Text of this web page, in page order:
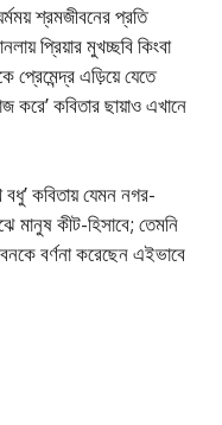
শ্রমজীবনের প্রতি
প্রিয়ার মুখচ্ছবি কিংবা
প্রেমেন্দ্র এড়িয়ে যেতে
করে’ কবিতার ছায়াও এখানে
বধু’ কবিতায় যেমন নগর-
মানুষ কীট-হিসাবে; তেমনি
বর্ণনা করেছেন এইভাবে